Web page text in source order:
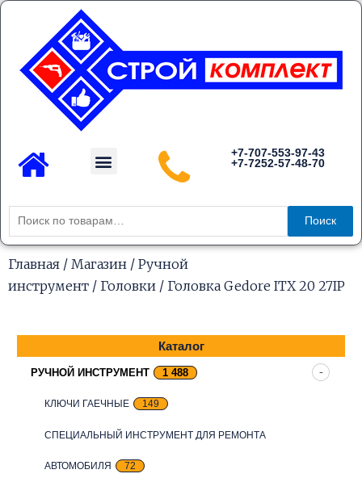
Перейти
содержимому
Menu
+7-707-553-97-43
+7-7252-57-48-70
Искать:
Поиск
Главная / Магазин / Ручной
инструмент / Головки / Головка Gedore ITX 20 27IP
Каталог
РУЧНОЙ ИНСТРУМЕНТ 1 488
КЛЮЧИ ГАЕЧНЫЕ 149
СПЕЦИАЛЬНЫЙ ИНСТРУМЕНТ ДЛЯ РЕМОНТА
АВТОМОБИЛЯ 72